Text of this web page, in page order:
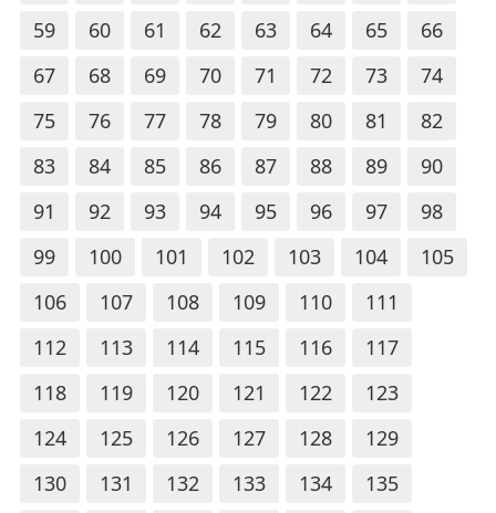
59
60 61 62 63 64 65
66
67
68 69 70 71 72 73
74
75
76 77 78 79 80 81
82
83
84 85 86 87 88 89
90
91
92 93 94 95 96 97
98
99
100 101 102 103 104
105
106
107 108 109 110
111
112
113 114 115 116
117
118
119 120 121 122
123
124
125 126 127 128
129
130
131 132 133 134
135